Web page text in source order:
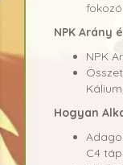
NPK Arány
NPK
Hogyan
C4